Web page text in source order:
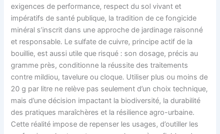
exigences de performance, respect du sol vivant et
impératifs de santé publique, la tradition de ce fongicide
minéral s’inscrit dans une approche de jardinage raisonné
et responsable. Le sulfate de cuivre, principe actif de la
bouillie, est aussi utile que risqué : son dosage, précis au
gramme près, conditionne la réussite des traitements
contre mildiou, tavelure ou cloque. Utiliser plus ou moins de
20 g par litre ne relève pas seulement d’un choix technique,
mais d’une décision impactant la biodiversité, la durabilité
des pratiques maraîchères et la résilience agro-urbaine.
Cette réalité impose de repenser les usages, d’outiller les